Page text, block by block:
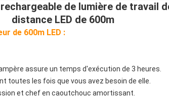
de lumière de travail
distance LED de 600m
de 600m LED :
assure un temps d'exécution de 3 heures.
toutes les fois que vous avez besoin de elle.
et chef en caoutchouc amortissant.